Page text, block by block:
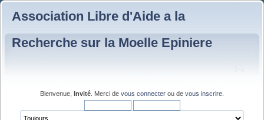
Association Libre d'Aide a la
Recherche sur la Moelle Epiniere
Bienvenue, Invité . Merci de vous connecter ou de vous inscrire